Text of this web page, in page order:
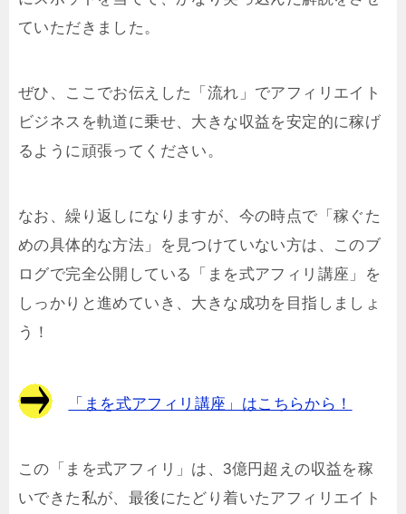
ていただきました。
ぜひ、ここでお伝えした「流れ」でアフィリエイト
ビジネスを軌道に乗せ、大きな収益を安定的に稼げ
るように頑張ってください。
なお、繰り返しになりますが、今の時点で「稼ぐた
めの具体的な方法」を見つけていない方は、このブ
ログで完全公開している「まを式アフィリ講座」を
しっかりと進めていき、大きな成功を目指しましょ
う！
「まを式アフィリ講座」はこちらから！
この「まを式アフィリ」は、3億円超えの収益を稼
いできた私が、最後にたどり着いたアフィリエイト